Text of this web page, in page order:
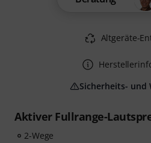
Aktiver Fullrange-
2-Wege
Altgeräte-
Sicherheits- und